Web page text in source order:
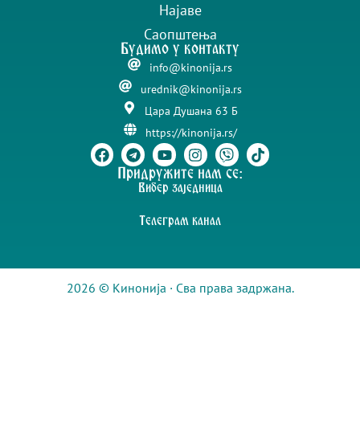
Најаве
Саопштења
Будимо у контакту
info@kinonija.rs
urednik@kinonija.rs
Цара Душана 63 Б
https://kinonija.rs/
Придружите нам се:
Вибер заједница
Телеграм канал
2026 © Кинонија · Сва права задржана.